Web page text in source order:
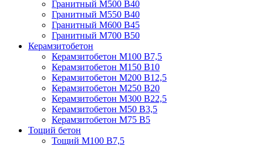
Гранитный М500 В40
Гранитный М550 В40
Гранитный М600 В45
Гранитный М700 В50
Керамзитобетон
Керамзитобетон М100 В7,5
Керамзитобетон М150 В10
Керамзитобетон М200 В12,5
Керамзитобетон М250 В20
Керамзитобетон М300 В22,5
Керамзитобетон М50 В3,5
Керамзитобетон М75 В5
Тощий бетон
Тощий М100 В7,5